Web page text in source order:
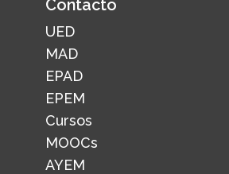
Contacto
UED
MAD
EPAD
EPEM
Cursos
MOOCs
AYEM